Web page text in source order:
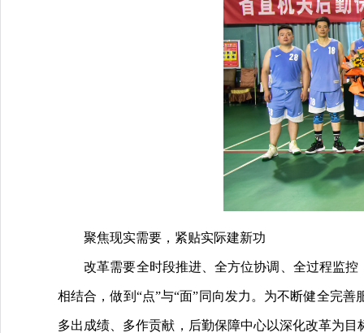
聚焦现实需要，紧贴实际建新功
改革需要全时段推进、全方位协调、全过程监控
相结合，做到“点”与“面”同向发力。为不断健全完
多出成绩、多作贡献，后勤保障中心以深化改革为